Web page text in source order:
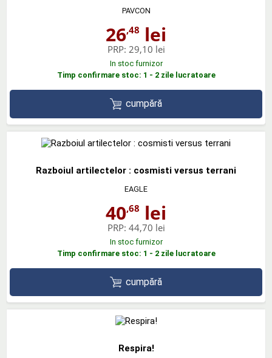
PAVCON
26,48 lei
PRP: 29,10 lei
In stoc furnizor
Timp confirmare stoc: 1 - 2 zile lucratoare
cumpără
Razboiul artilectelor : cosmisti versus terrani
EAGLE
40,68 lei
PRP: 44,70 lei
In stoc furnizor
Timp confirmare stoc: 1 - 2 zile lucratoare
cumpără
Respira!